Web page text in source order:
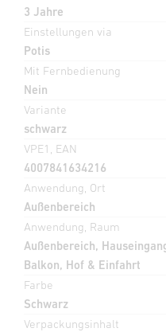
3 Jahre
Einstellungen via
Potis
Mit Fernbedienung
Nein
Variante
schwarz
VPE1, EAN
4007841634216
Anwendung, Ort
Außenbereich
Anwendung, Raum
Außenbereich,
Balkon, Hof & Einfahrt
Farbe
Schwarz
Verpackungsinhalt